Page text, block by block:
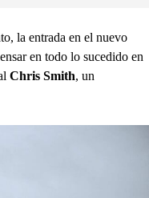
la entrada en el nuevo
en todo lo sucedido en
Chris Smith, un